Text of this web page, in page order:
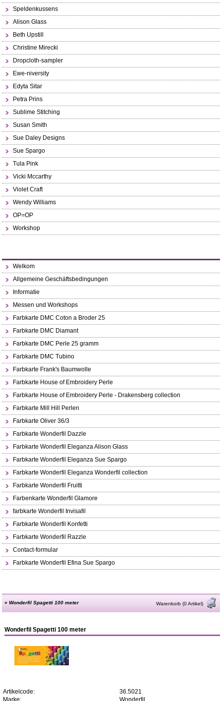
Speldenkussens
Alison Glass
Beth Upstill
Christine Mirecki
Dropcloth-sampler
Ewe-niversity
Edyta Sitar
Petra Prins
Sublime Stitching
Susan Smith
Sue Daley Designs
Sue Spargo
Tula Pink
Vicki Mccarthy
Violet Craft
Wendy Williams
OP=OP
Workshop
Welkom
Allgemeine Geschäftsbedingungen
Informatie
Messen und Workshops
Farbkarte DMC Coton a Broder 25
Farbkarte DMC Diamant
Farbkarte DMC Perle 25 gramm
Farbkarte DMC Tubino
Farbkarte Frank's Baumwolle
Farbkarte House of Embroidery Perle
Farbkarte House of Embroidery Perle - Drakensberg collection
Farbkarte Mill Hill Perlen
Farbkarte Oliver 36/3
Farbkarte Wonderfil Dazzle
Farbkarte Wonderfil Eleganza Alison Glass
Farbkarte Wonderfil Eleganza Sue Spargo
Farbkarte Wonderfil Eleganza Wonderfil collection
Farbkarte Wonderfil Fruitti
Farbenkarte Wonderfil Glamore
farbkarte Wonderfil Invisafil
Farbkarte Wonderfil Konfetti
Farbkarte Wonderfil Razzle
Contact-formular
Farbkarte Wonderfil Efina Sue Spargo
»Wonderfil Spagetti 100 meter Warenkorb (0 Artikel)
Wonderfil Spagetti 100 meter
Artikelcode:
36.5021
Marke:
Wonderfil